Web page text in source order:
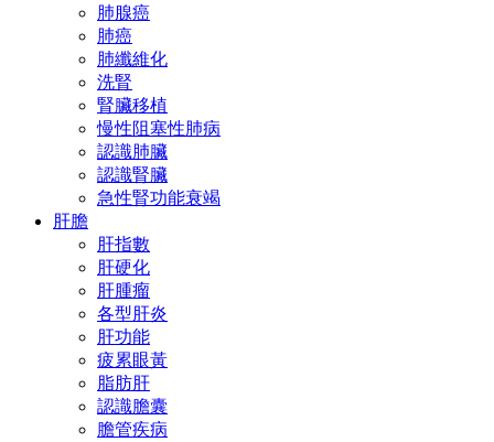
肺腺癌
肺癌
肺纖維化
洗腎
腎臟移植
慢性阻塞性肺病
認識肺臟
認識腎臟
急性腎功能衰竭
肝膽
肝指數
肝硬化
肝腫瘤
各型肝炎
肝功能
疲累眼黃
脂肪肝
認識膽囊
膽管疾病